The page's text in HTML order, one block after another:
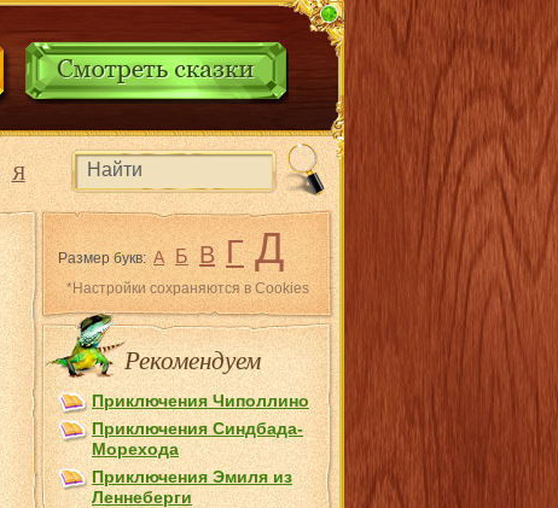
Я
Размер букв: А Б В Г Д
*Настройки сохраняются в Cookies
Рекомендуем
Приключения Чиполлино
Приключения Синдбада-
Морехода
Приключения Эмиля из
Лeннеберги